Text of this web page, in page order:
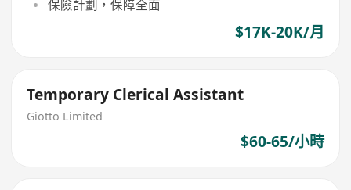
保險計劃，保障全面
$17K-20K/月
Temporary Clerical Assistant
Giotto Limited
$60-65/小時